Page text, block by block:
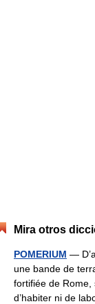
Mira otros
POMERIUM —
une bande de
fortifiée de Rome,
d’habiter ni de